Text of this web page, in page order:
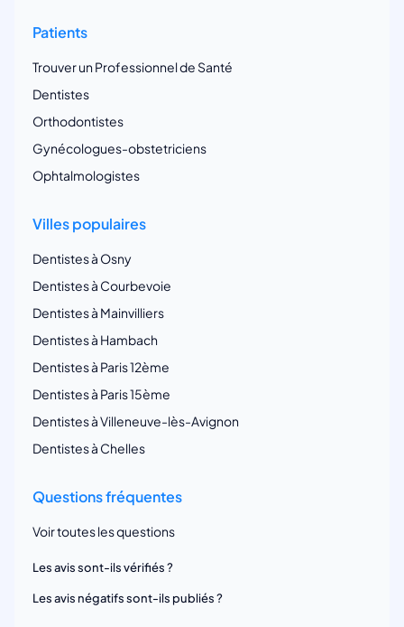
Patients
Trouver un Professionnel de Santé
Dentistes
Orthodontistes
Gynécologues-obstetriciens
Ophtalmologistes
Villes populaires
Dentistes à Osny
Dentistes à Courbevoie
Dentistes à Mainvilliers
Dentistes à Hambach
Dentistes à Paris 12ème
Dentistes à Paris 15ème
Dentistes à Villeneuve-lès-Avignon
Dentistes à Chelles
Questions fréquentes
Voir toutes les questions
Les avis sont-ils vérifiés ?
Les avis négatifs sont-ils publiés ?